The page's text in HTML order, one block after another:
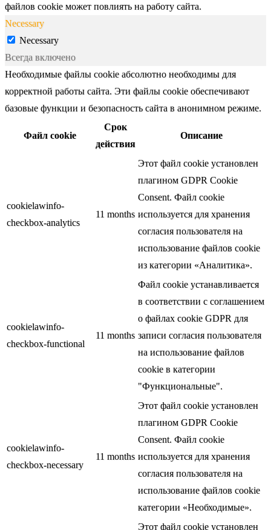
файлов cookie может повлиять на работу сайта.
Necessary
Necessary
Всегда включено
Необходимые файлы cookie абсолютно необходимы для
корректной работы сайта. Эти файлы cookie обеспечивают
базовые функции и безопасность сайта в анонимном режиме.
Файл cookie
Срок
действия
Описание
cookielawinfo-
checkbox-analytics
11 months
Этот файл cookie установлен
плагином GDPR Cookie
Consent. Файл cookie
используется для хранения
согласия пользователя на
использование файлов cookie
из категории «Аналитика».
cookielawinfo-
checkbox-functional
11 months
Файл cookie устанавливается
в соответствии с соглашением
о файлах cookie GDPR для
записи согласия пользователя
на использование файлов
cookie в категории
"Функциональные".
cookielawinfo-
checkbox-necessary
11 months
Этот файл cookie установлен
плагином GDPR Cookie
Consent. Файл cookie
используется для хранения
согласия пользователя на
использование файлов cookie
категории «Необходимые».
Этот файл cookie установлен